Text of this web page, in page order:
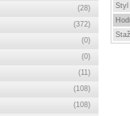
Styl
(28)
(372)
(0)
(0)
(11)
(108)
(108)